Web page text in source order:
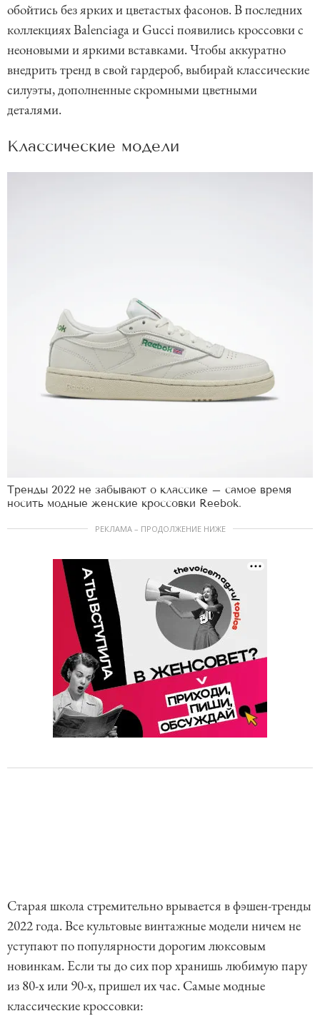
обойтись без ярких и цветастых фасонов. В последних
коллекциях Balenciaga и Gucci появились кроссовки с
неоновыми и яркими вставками. Чтобы аккуратно
внедрить тренд в свой гардероб, выбирай классические
силуэты, дополненные скромными цветными
деталями.
Классические модели
Тренды 2022 не забывают о классике – самое время
носить модные женские кроссовки Reebok.
РЕКЛАМА – ПРОДОЛЖЕНИЕ НИЖЕ
Старая школа стремительно врывается в фэшен-тренды
2022 года. Все культовые винтажные модели ничем не
уступают по популярности дорогим люксовым
новинкам. Если ты до сих пор хранишь любимую пару
из 80-х или 90-х, пришел их час. Самые модные
классические кроссовки: